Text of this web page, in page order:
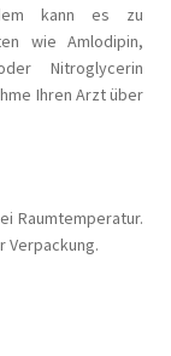
kann es zu
wie Amlodipin,
Nitroglycerin
Ihren Arzt über
Raumtemperatur.
Verpackung.